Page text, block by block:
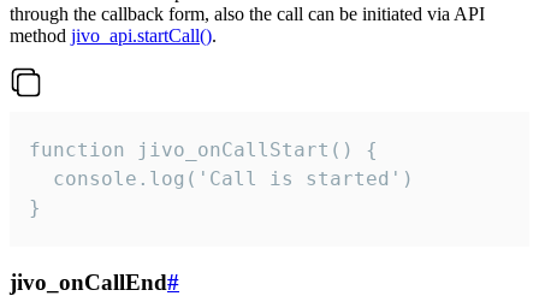
through the callback form, also the call can be initiated via API
method jivo_api.startCall().
function jivo_onCallStart() {
  console.log('Call is started')
}
jivo_onCallEnd#